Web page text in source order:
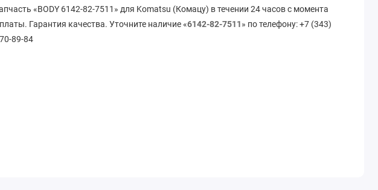
«BODY 6142-82-7511» для Komatsu (Комацу) в течении 24 часов с момента
Гарантия качества. Уточните наличие «6142-82-7511» по телефону: +7 (343)
89-84